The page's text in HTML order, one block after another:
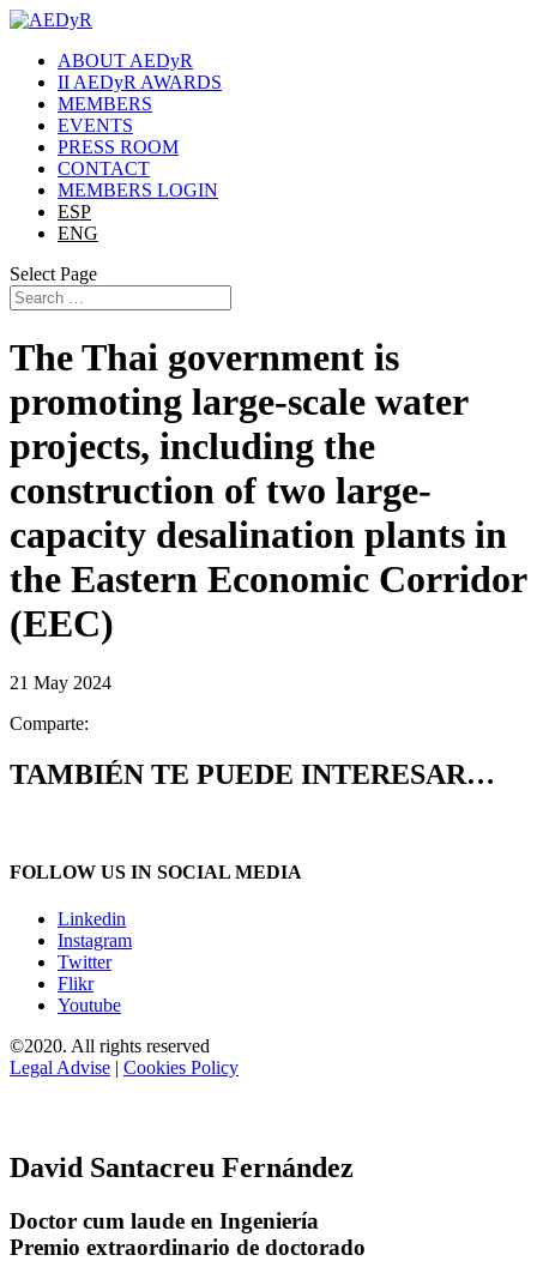
ABOUT AEDyR
II AEDyR AWARDS
MEMBERS
EVENTS
PRESS ROOM
CONTACT
MEMBERS LOGIN
ESP
ENG
Select Page
The Thai government is
promoting large-scale water
projects, including the
construction of two large-
capacity desalination plants in
the Eastern Economic Corridor
(EEC)
21 May 2024
Comparte:
TAMBIÉN TE PUEDE INTERESAR…
FOLLOW US IN SOCIAL MEDIA
Linkedin
Instagram
Twitter
Flikr
Youtube
©2020. All rights reserved
Legal Advise | Cookies Policy
David Santacreu Fernández
Doctor cum laude en Ingeniería
Premio extraordinario de doctorado